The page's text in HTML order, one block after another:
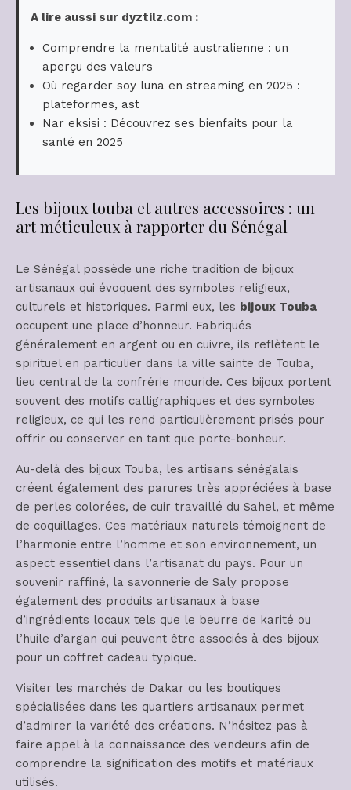
A lire aussi sur dyztilz.com :
Comprendre la mentalité australienne : un
aperçu des valeurs
Où regarder soy luna en streaming en 2025 :
plateformes, ast
Nar eksisi : Découvrez ses bienfaits pour la
santé en 2025
Les bijoux touba et autres accessoires : un
art méticuleux à rapporter du Sénégal
Le Sénégal possède une riche tradition de bijoux
artisanaux qui évoquent des symboles religieux,
culturels et historiques. Parmi eux, les bijoux Touba
occupent une place d’honneur. Fabriqués
généralement en argent ou en cuivre, ils reflètent le
spirituel en particulier dans la ville sainte de Touba,
lieu central de la confrérie mouride. Ces bijoux portent
souvent des motifs calligraphiques et des symboles
religieux, ce qui les rend particulièrement prisés pour
offrir ou conserver en tant que porte-bonheur.
Au-delà des bijoux Touba, les artisans sénégalais
créent également des parures très appréciées à base
de perles colorées, de cuir travaillé du Sahel, et même
de coquillages. Ces matériaux naturels témoignent de
l’harmonie entre l’homme et son environnement, un
aspect essentiel dans l’artisanat du pays. Pour un
souvenir raffiné, la savonnerie de Saly propose
également des produits artisanaux à base
d’ingrédients locaux tels que le beurre de karité ou
l’huile d’argan qui peuvent être associés à des bijoux
pour un coffret cadeau typique.
Visiter les marchés de Dakar ou les boutiques
spécialisées dans les quartiers artisanaux permet
d’admirer la variété des créations. N’hésitez pas à
faire appel à la connaissance des vendeurs afin de
comprendre la signification des motifs et matériaux
utilisés.